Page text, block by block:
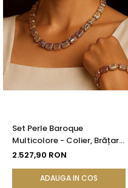
Set Perle Baroque
Multicolore - Colier, Brățară
și Cercei, Aur Galben 14K |
2.527,90 RON
ADAUGA IN COS